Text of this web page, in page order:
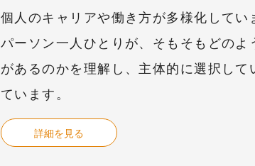
個人のキャリアや働き方が多様化してい
パーソン一人ひとりが、そもそもどの
があるのかを理解し、主体的に選択し
ています。
詳細を見る